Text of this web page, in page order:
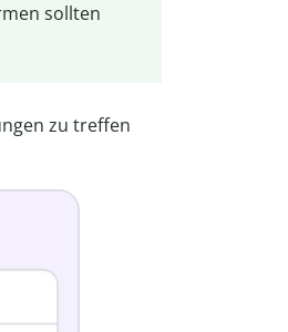
sollten
zu treffen